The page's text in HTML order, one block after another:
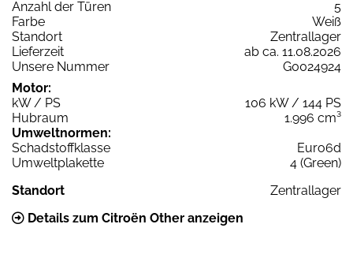
Anzahl der Türen
5
Farbe
Weiß
Standort
Zentrallager
Lieferzeit
ab ca. 11.08.2026
Unsere Nummer
G0024924
Motor:
kW / PS
106 kW / 144 PS
Hubraum
1.996 cm³
Umweltnormen:
Schadstoffklasse
Euro6d
Umweltplakette
4 (Green)
Standort
Zentrallager
Details zum Citroën Other anzeigen